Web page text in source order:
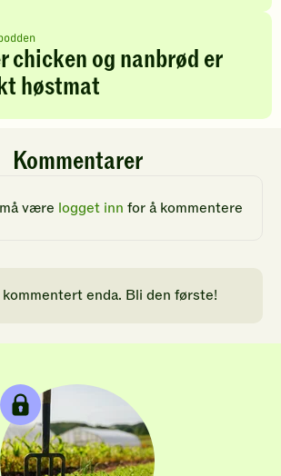
chicken og nanbrød er
høstmat
Kommentarer
være logget inn for å kommentere
enda. Bli den første!